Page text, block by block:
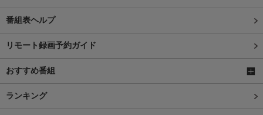
番組表ヘルプ
リモート録画予約ガイド
おすすめ番組
ランキング